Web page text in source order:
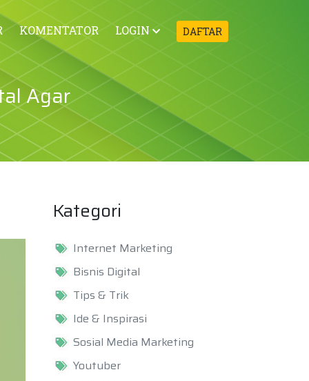
KOMENTATOR LOGIN DAFTAR
Agar
Kategori
Internet Marketing
Bisnis Digital
Tips & Trik
Ide & Inspirasi
Sosial Media Marketing
Youtuber